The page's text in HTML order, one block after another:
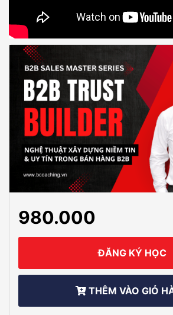
980.000
ĐĂNG KÝ HỌC
THÊM VÀO GIỎ